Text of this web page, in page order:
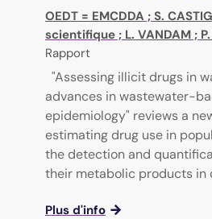
OEDT = EMCDDA ; S.
scientifique ; L. VANDAM ;
Rapport
"Assessing illicit drugs in
advances in wastewater-
epidemiology" reviews a
estimating drug use in
the detection and
their metabolic products in
Plus d'info